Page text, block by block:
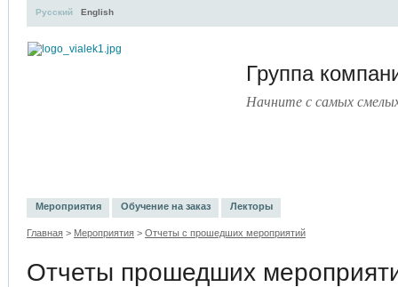
Группа
Начните с самых
Русский English
Мероприятия Обучение на заказ Лекторы
Главная > Мероприятия > Отчеты с прошедших мероприятий
Отчеты прошедших